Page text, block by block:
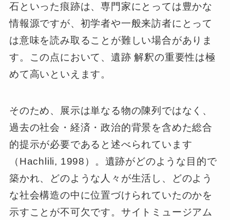
石といった痕跡は、専門家にとっては豊かな
情報源ですが、初学者や一般来訪者にとって
は意味を読み取ることが難しい場合がありま
す。この点において、遺跡 解釈の重要性は極
めて高いといえます。
そのため、展示は単なる物の陳列ではなく、
過去の社会・経済・政治的背景を含めた総合
的提示が必要であると述べられています
（Hachlili, 1998）。遺跡がどのような目的で
築かれ、どのような人々が生活し、どのよう
な社会構造の中に位置づけられていたのかを
示すことが不可欠です。サイトミュージアム